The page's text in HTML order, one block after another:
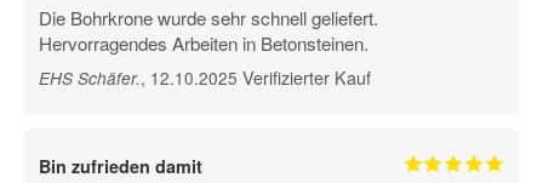
Die Bohrkrone wurde sehr schnell geliefert.
Hervorragendes Arbeiten in Betonsteinen.
EHS Schäfer., 12.10.2025Verifizierter Kauf
Bin zufrieden damit